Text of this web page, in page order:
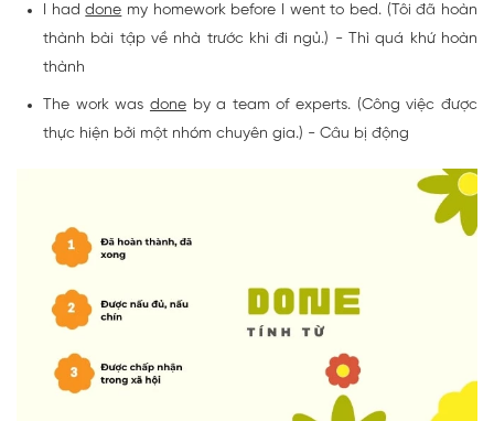
I haddone my homework before I went to bed. (Tôi đã hoàn
thành bài tập về nhà trước khi đi ngủ.) - Thì quá khứ hoàn
thành
The work was doneby a team of experts. (Công việc được
thực hiện bởi một nhóm chuyên gia.) - Câu bị động